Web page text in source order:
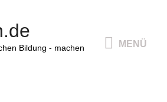
Bildung - machen
MENÜ